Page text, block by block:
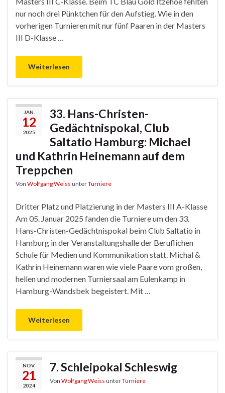
nur noch drei Pünktchen für den Aufstieg. Wie in den
vorherigen Turnieren mit nur fünf Paaren in der Masters
III D-Klasse …
Weiterlesen
JAN.
12
2025
33. Hans-Christen-
Gedächtnispokal, Club
Saltatio Hamburg: Michael
und Kathrin Heinemann auf dem
Treppchen
Von Wolfgang Weiss unterTurniere
Dritter Platz und Platzierung in der Masters III A-Klasse
Am 05. Januar 2025 fanden die Turniere um den 33.
Hans-Christen-Gedächtnispokal beim Club Saltatio in
Hamburg in der Veranstaltungshalle der Beruflichen
Schule für Medien und Kommunikation statt. Michal &
Kathrin Heinemann waren wie viele Paare vom großen,
hellen und modernen Turniersaal am Eulenkamp in
Hamburg-Wandsbek begeistert. Mit …
Weiterlesen
NOV.
21
2024
7. Schleipokal Schleswig
Von Wolfgang Weiss unterTurniere